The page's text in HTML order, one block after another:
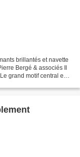
brillantés et navette
Bergé & associés Il
grand motif central est